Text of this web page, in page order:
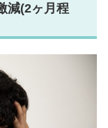
減(2ヶ月程